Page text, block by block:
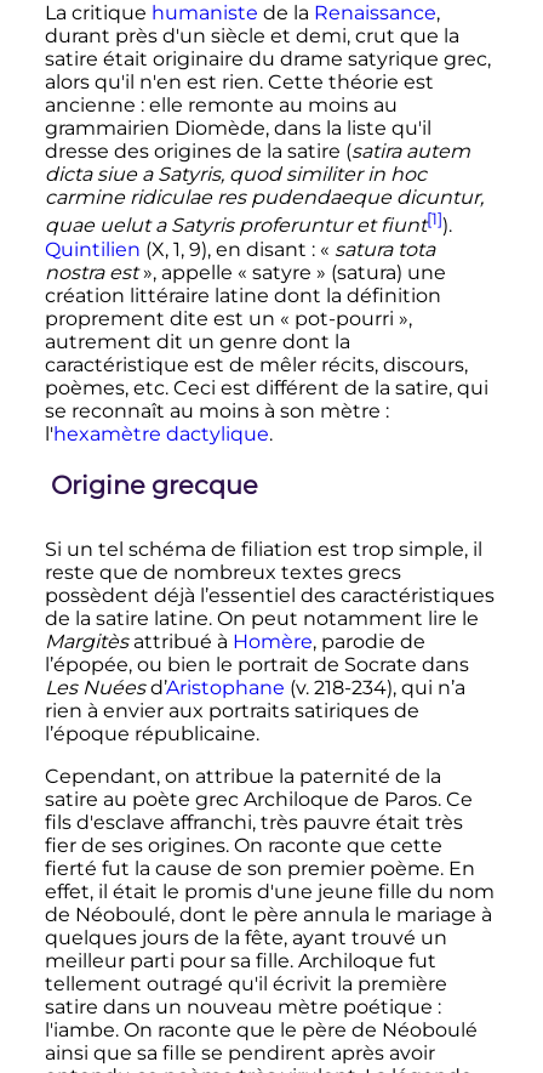
La critique humaniste de la Renaissance,
durant près d'un siècle et demi, crut que la
satire était originaire du drame satyrique grec,
alors qu'il n'en est rien. Cette théorie est
ancienne : elle remonte au moins au
grammairien Diomède, dans la liste qu'il
dresse des origines de la satire (satira autem
dicta siue a Satyris, quod similiter in hoc
carmine ridiculae res pudendaeque dicuntur,
quae uelut a Satyris proferuntur et fiunt[1]).
Quintilien (X, 1, 9), en disant : « satura tota
nostra est », appelle « satyre » (satura) une
création littéraire latine dont la définition
proprement dite est un « pot-pourri »,
autrement dit un genre dont la
caractéristique est de mêler récits, discours,
poèmes, etc. Ceci est différent de la satire, qui
se reconnaît au moins à son mètre :
l'hexamètre dactylique.
Origine grecque
Si un tel schéma de filiation est trop simple, il
reste que de nombreux textes grecs
possèdent déjà l’essentiel des caractéristiques
de la satire latine. On peut notamment lire le
Margitèsattribué à Homère, parodie de
l’épopée, ou bien le portrait de Socrate dans
Les Nuéesd’Aristophane (v. 218-234), qui n’a
rien à envier aux portraits satiriques de
l’époque républicaine.
Cependant, on attribue la paternité de la
satire au poète grec Archiloque de Paros. Ce
fils d'esclave affranchi, très pauvre était très
fier de ses origines. On raconte que cette
fierté fut la cause de son premier poème. En
effet, il était le promis d'une jeune fille du nom
de Néoboulé, dont le père annula le mariage à
quelques jours de la fête, ayant trouvé un
meilleur parti pour sa fille. Archiloque fut
tellement outragé qu'il écrivit la première
satire dans un nouveau mètre poétique :
l'iambe. On raconte que le père de Néoboulé
ainsi que sa fille se pendirent après avoir